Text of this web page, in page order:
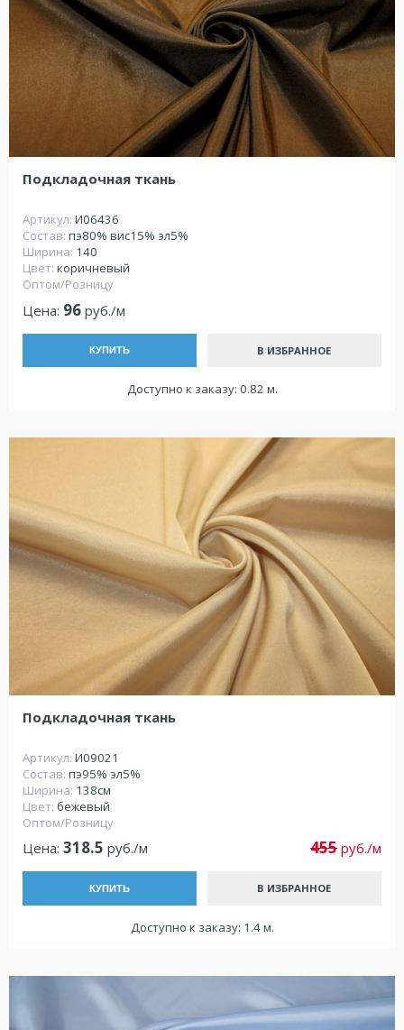
Подкладочная ткань
Артикул: И06436
Состав: пэ80% вис15% эл5%
Ширина: 140
Цвет: коричневый
Оптом/Розницу
Цена: 96 руб./м
КУПИТЬ В ИЗБРАННОЕ
Доступно к заказу: 0.82 м.
Подкладочная ткань
Артикул: И09021
Состав: пэ95% эл5%
Ширина: 138см
Цвет: бежевый
Оптом/Розницу
Цена: 318.5 руб./м 455 руб./м
КУПИТЬ В ИЗБРАННОЕ
Доступно к заказу: 1.4 м.